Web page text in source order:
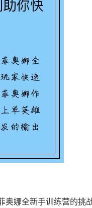
娜全新手训练营的挑